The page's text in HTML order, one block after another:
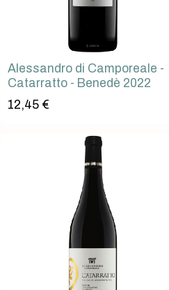
Alessandro di Camporeale -
Catarratto - Benedè 2022
12,45 €